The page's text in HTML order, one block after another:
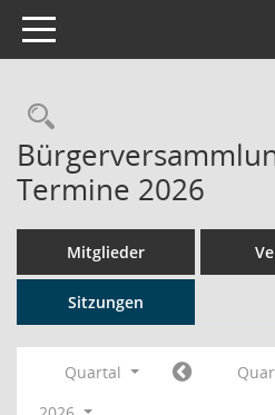
Toggle navigation
Rechercheauswahl
Termine 2026
Mitglieder
Sitzungen
Quartal